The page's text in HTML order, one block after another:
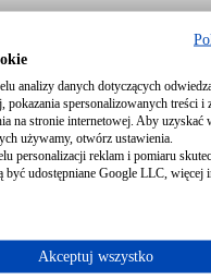
Najczęściej zadawane pytania
Produkty>Siłownik ze
analizy danych dotyczących
pokazania spersonalizowanych treści i
na stronie internetowej. Aby uzyskać
używamy, otwórz ustawienia.
personalizacji reklam i pomiaru
być udostępniane Google LLC, więcej
Akceptuj wszystko